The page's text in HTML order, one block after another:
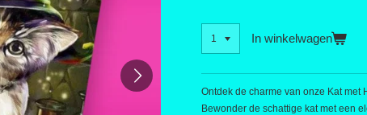
In winkelwagen
Ontdek de charme van onze Kat met
Bewonder de schattige kat met een